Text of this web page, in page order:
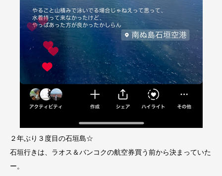
２年ぶり３度目の石垣島☆
石垣行きは、ラオス＆バンコクの航空券買う前から決まっていた
ー。